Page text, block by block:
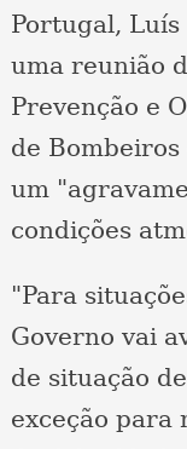
Portugal, Luís
uma reunião
Prevenção e
de
um
condições
"Para
Governo vai
de situação
exceção para